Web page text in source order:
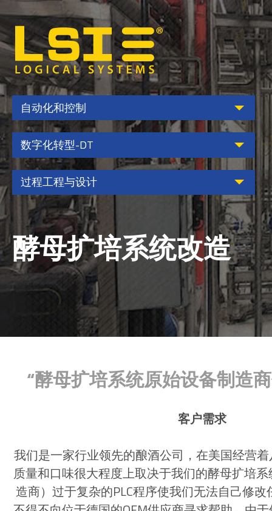
Logical
Systems,
Inc
自动化和控制
数字化转型-DT
过程工程与设计
酵母扩培系统改造
酵母扩培系统原始设备制造
客户需求
我们是一家行业领先的酿酒公司，在美国经营
质量和口味很大程度上取决于我们的酵母扩培
造商）过于复杂的PLC程序使我们无法自己修